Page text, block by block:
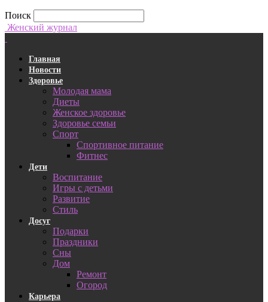
Поиск
Женский журнал
Главная
Новости
Здоровье
Молодая мама
Диеты
Женское здоровье
Здоровье семьи
Спорт
Спортивное питание
Фитнес
Дети
Воспитание
Игры с детьми
Развитие
Стиль
Досуг
Подарки
Праздники
Сны
Дом
Ремонт
Огород
Карьера